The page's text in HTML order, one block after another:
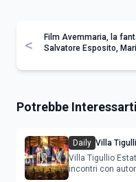
<
Film Avemmaria, la
Salvatore Esposito,
Potrebbe Interessarti
Daily Villa
Villa Tigullio
incontri con